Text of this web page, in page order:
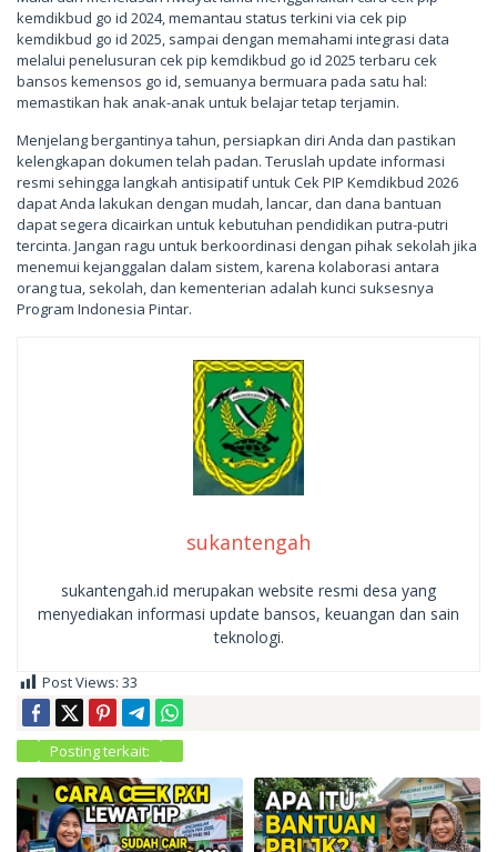
kemdikbud go id 2024, memantau status terkini via cek pip
kemdikbud go id 2025, sampai dengan memahami integrasi data
melalui penelusuran cek pip kemdikbud go id 2025 terbaru cek
bansos kemensos go id, semuanya bermuara pada satu hal:
memastikan hak anak-anak untuk belajar tetap terjamin.
Menjelang bergantinya tahun, persiapkan diri Anda dan pastikan
kelengkapan dokumen telah padan. Teruslah update informasi
resmi sehingga langkah antisipatif untuk Cek PIP Kemdikbud 2026
dapat Anda lakukan dengan mudah, lancar, dan dana bantuan
dapat segera dicairkan untuk kebutuhan pendidikan putra-putri
tercinta. Jangan ragu untuk berkoordinasi dengan pihak sekolah jika
menemui kejanggalan dalam sistem, karena kolaborasi antara
orang tua, sekolah, dan kementerian adalah kunci suksesnya
Program Indonesia Pintar.
sukantengah
sukantengah.id merupakan website resmi desa yang
menyediakan informasi update bansos, keuangan dan sain
teknologi.
Post Views: 33
Posting terkait: